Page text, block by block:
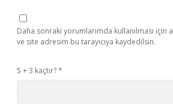
Daha sonraki yorumlarımda kullanılması için
ve site adresim bu tarayıcıya kaydedilsin.
5 + 3 kaçtır?*